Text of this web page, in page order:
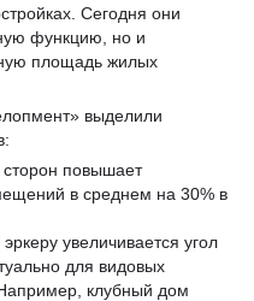
Сегодня они
функцию, но и
площадь жилых
выделили
повышает
в среднем на 30% в
увеличивается угол
для видовых
клубный дом